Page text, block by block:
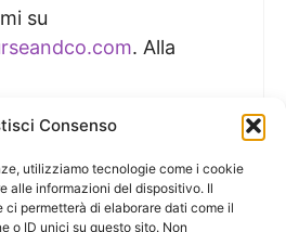
Consenso
utilizziamo tecnologie come i cookie
alle informazioni del dispositivo. Il
permetterà di elaborare dati come il
o ID unici su questo sito. Non
su
. Alla